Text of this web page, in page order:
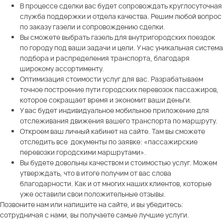
В процессе сделки вас будет сопровождать круглосуточная
служба поддержки и отдела качества. Решим любой вопрос
по заказу газели и сопровождению сделки.
Вы сможете выбрать газель для внутригородских поездок
по городу под ваши задачи и цели. У нас уникальная система
подбора и распределения транспорта, благодаря
широкому ассортименту.
Оптимизация стоимости услуг для вас. Разрабатываем
точное построение пути городских перевозок пассажиров,
которое сокращает время и экономит ваши деньги.
У вас будет индивидуальное мобильное приложение для
отслеживания движения вашего транспорта по маршруту.
Откроем ваш личный кабинет на сайте. Там вы сможете
отследить все документы по заявке: «пассажирские
перевозки городскими маршрутами».
Вы будете довольны качеством и стоимостью услуг. Можем
утверждать, что в итоге получим от вас слова
благодарности. Как и от многих наших клиентов, которые
уже оставили свои положительные отзывы.
Позвоните нам или напишите на сайте, и вы убедитесь:
сотрудничая с нами, вы получаете самые лучшие услуги.